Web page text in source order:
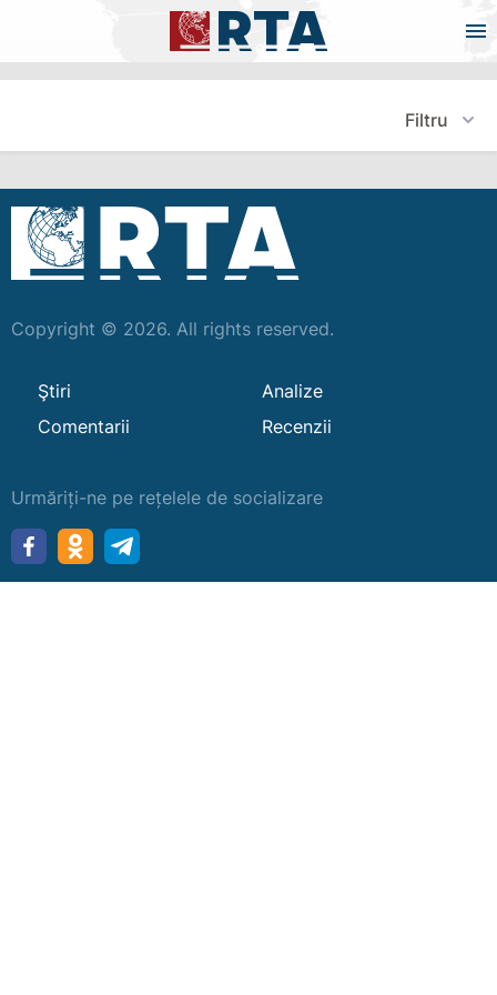
Filtru
Copyright © 2026. All rights reserved.
Ştiri
Analize
Comentarii
Recenzii
Urmăriți-ne pe rețelele de socializare